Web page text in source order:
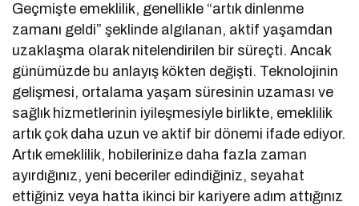
Geçmişte emeklilik, genellikle “artık dinlenme
zamanı geldi” şeklinde algılanan, aktif yaşamdan
uzaklaşma olarak nitelendirilen bir süreçti. Ancak
günümüzde bu anlayış kökten değişti. Teknolojinin
gelişmesi, ortalama yaşam süresinin uzaması ve
sağlık hizmetlerinin iyileşmesiyle birlikte, emeklilik
artık çok daha uzun ve aktif bir dönemi ifade ediyor.
Artık emeklilik, hobilerinize daha fazla zaman
ayırdığınız, yeni beceriler edindiğiniz, seyahat
ettiğiniz veya hatta ikinci bir kariyere adım attığınız